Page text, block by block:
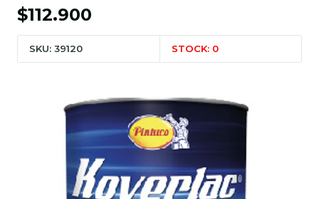
$112.900
SKU: 39120 STOCK: 0